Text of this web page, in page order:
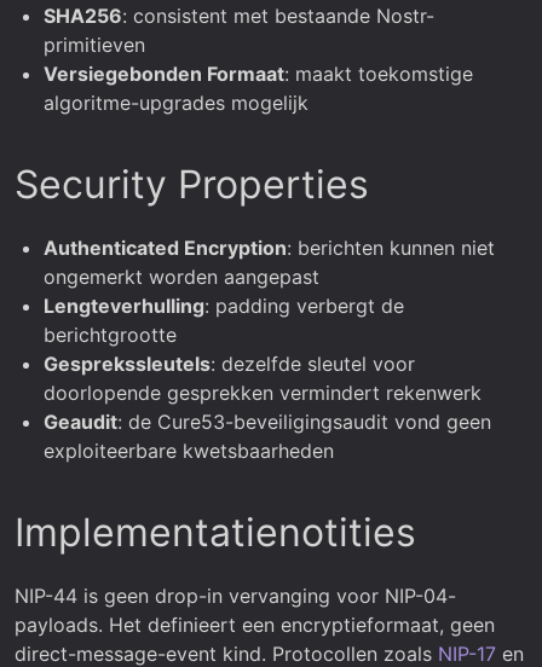
SHA256: consistent met bestaande Nostr-
primitieven
Versiegebonden Formaat: maakt toekomstige
algoritme-upgrades mogelijk
Security Properties
Authenticated Encryption: berichten kunnen niet
ongemerkt worden aangepast
Lengteverhulling: padding verbergt de
berichtgrootte
Gesprekssleutels: dezelfde sleutel voor
doorlopende gesprekken vermindert rekenwerk
Geaudit: de Cure53-beveiligingsaudit vond geen
exploiteerbare kwetsbaarheden
Implementatienotities
NIP-44 is geen drop-in vervanging voor NIP-04-
payloads. Het definieert een encryptieformaat, geen
direct-message-event kind. Protocollen zoals NIP-17 en